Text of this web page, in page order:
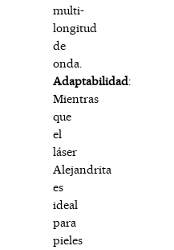
multi-
longitud
de
onda.
Adaptabilidad:
Mientras
que
el
láser
Alejandrita
es
ideal
para
pieles